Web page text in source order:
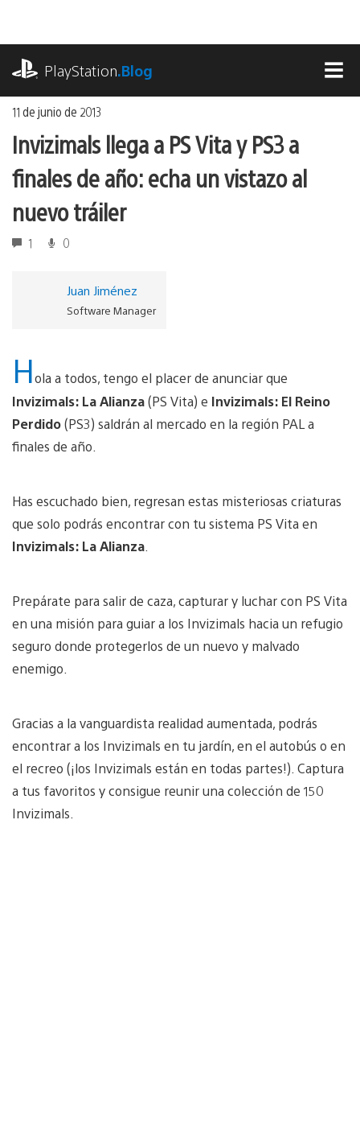
contenido
PlayStation.Blog
11 de junio de 2013
Invizimals llega a PS Vita y PS3 a
finales de año: echa un vistazo al
nuevo tráiler
1 0
Juan Jiménez
Software Manager
Hola a todos, tengo el placer de anunciar que
Invizimals: La Alianza(PS Vita) e Invizimals: El Reino
Perdido(PS3) saldrán al mercado en la región PAL a
finales de año.
Has escuchado bien, regresan estas misteriosas criaturas
que solo podrás encontrar con tu sistema PS Vita en
Invizimals: La Alianza
Prepárate para salir de caza, capturar y luchar con PS Vita
en una misión para guiar a los Invizimals hacia un refugio
seguro donde protegerlos de un nuevo y malvado
enemigo.
Gracias a la vanguardista realidad aumentada, podrás
encontrar a los Invizimals en tu jardín, en el autobús o en
el recreo (¡los Invizimals están en todas partes!). Captura
a tus favoritos y consigue reunir una colección de 150
Invizimals.